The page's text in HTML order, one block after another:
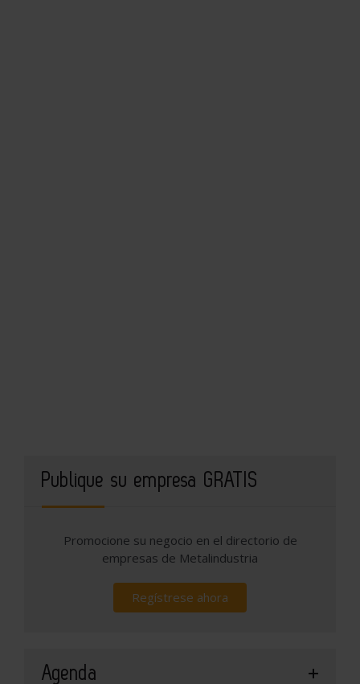
Publique su empresa GRATIS
Promocione su negocio en el directorio de
empresas de Metalindustria
Regístrese ahora
Agenda